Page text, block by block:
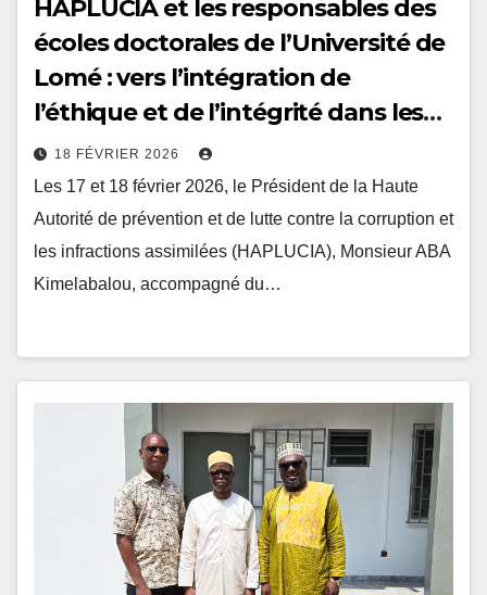
écoles doctorales de l’Université de
Lomé : vers l’intégration de
l’éthique et de l’intégrité dans les
curricula doctoraux au Togo
18 FÉVRIER 2026
Les 17 et 18 février 2026, le Président de la Haute
Autorité de prévention et de lutte contre la corruption et
les infractions assimilées (HAPLUCIA), Monsieur ABA
Kimelabalou, accompagné du…